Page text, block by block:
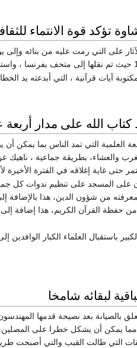
تؤكد قوة الانتماء
على التي رمت عليه من بنائه وإلى
آيات قرآنية ، التي أبدعته يد
الله على مدار أربعة
العلمية التي تمد الناس بما يمكن
والعشاء، بطريقة جماعية ،
حتى غاية إغلاقه في الفترة الأخيرة
على المسجد على تنظيم ندوات كل
من شؤون الدين، هذا بالإضافة
حفظة القرآن الكريم، هذا إضافة
باستقبال العلماء الكبار
لبقائه شامخا
بالصيانة بعد نصيحة قدمها
اليمنى قد مالت بـ30 سنتمر، مما يمكن أن يشكل خطرا
التي طالت القبب والتي أصبحت